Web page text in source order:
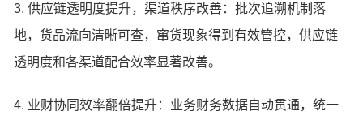
3. 供应链透明度提升，渠道秩序改善：批次追溯机制落
地，货品流向清晰可查，窜货现象得到有效管控，供应链
透明度和各渠道配合效率显著改善。
4. 业财协同效率翻倍提升：业务财务数据自动贯通，统一